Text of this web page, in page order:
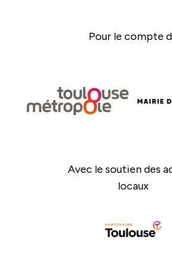
Pour le compte
Avec le soutien des
locaux